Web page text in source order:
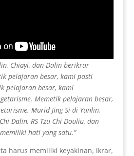
Chiayi, dan Dalin berikrar
pelajaran besar, kami pasti
pelajaran besar, kami
Memetik pelajaran besar,
Murid Jing Si di Yunlin,
Dalin, RS Tzu Chi Douliu, dan
hati yang satu.”
harus memiliki keyakinan, ikrar,